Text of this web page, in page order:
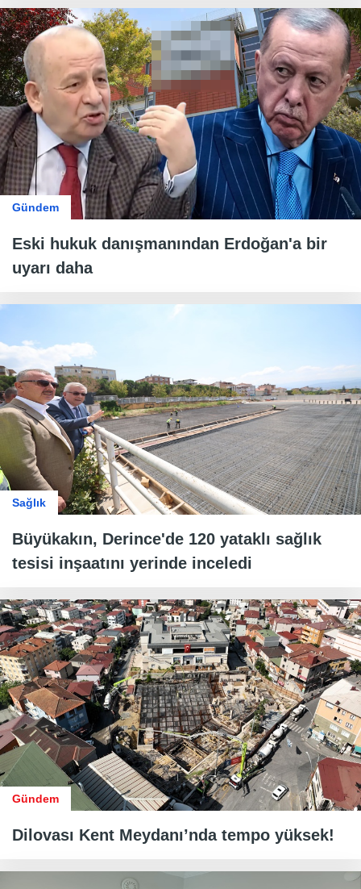
Gündem
Eski hukuk danışmanından Erdoğan'a bir
uyarı daha
Sağlık
Büyükakın, Derince'de 120 yataklı sağlık
tesisi inşaatını yerinde inceledi
Gündem
Dilovası Kent Meydanı’nda tempo yüksek!